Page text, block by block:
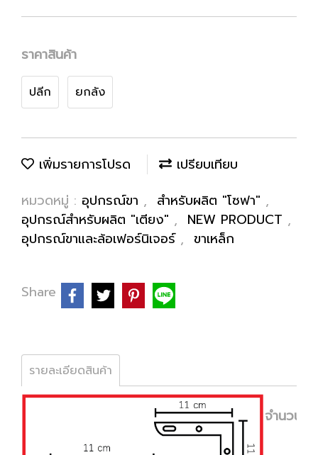
ราคาสินค้า
ปลีก ยกลัง
เพิ่มรายการโปรด
เปรียบเทียบ
หมวดหมู่ : อุปกรณ์ขา , สำหรับผลิต "โซฟา" ,
อุปกรณ์สำหรับผลิต "เตียง" , NEW PRODUCT ,
อุปกรณ์ขาและล้อเฟอร์นิเจอร์ , ขาเหล็ก
Share
รายละเอียดสินค้า
จำนวน :